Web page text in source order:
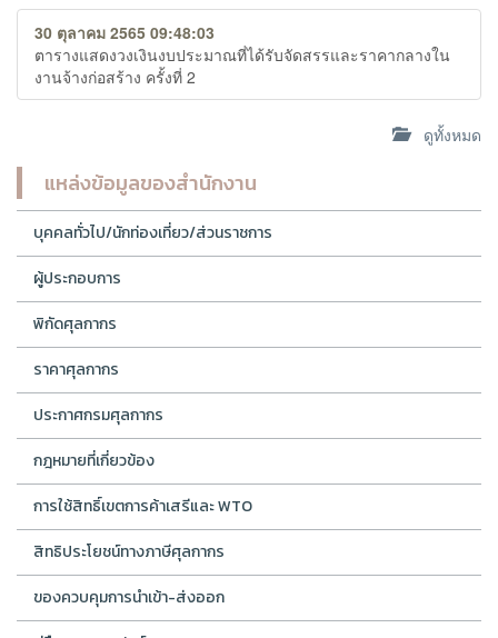
30 ตุลาคม 2565 09:48:03
ตารางแสดงวงเงินงบประมาณที่ได้รับจัดสรรและราคากลางใน
งานจ้างก่อสร้าง ครั้งที่ 2
ดูทั้งหมด
แหล่งข้อมูลของสำนักงาน
บุคคลทั่วไป/นักท่องเที่ยว/ส่วนราชการ
ผู้ประกอบการ
พิกัดศุลกากร
ราคาศุลกากร
ประกาศกรมศุลกากร
กฎหมายที่เกี่ยวข้อง
การใช้สิทธิ์เขตการค้าเสรีและ WTO
สิทธิประโยชน์ทางภาษีศุลกากร
ของควบคุมการนำเข้า-ส่งออก